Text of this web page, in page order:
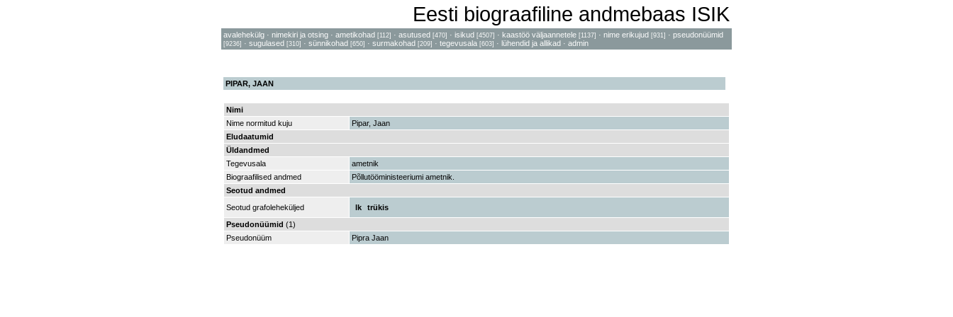
Eesti biograafiline andmebaas ISIK
avalehekülg · nimekiri ja otsing · ametikohad [112] · asutused [470] · isikud [4507] · kaastöö väljaannetele [1137] · nime erikujud [931] · pseudonüümid
[9236] · sugulased [310] · sünnikohad [650] · surmakohad [209] · tegevusala [603] · lühendid ja allikad · admin
PIPAR, JAAN
Nimi
Nime normitud kuju
Pipar, Jaan
Eludaatumid
Üldandmed
Tegevusala
ametnik
Biograafilised andmed
Põllutööministeeriumi ametnik.
Seotud andmed
Seotud grafoleheküljed
lk
trükis
Pseudonüümid (1)
Pseudonüüm
Pipra Jaan